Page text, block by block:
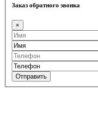
Заказ обратного звонка
×
Отправить